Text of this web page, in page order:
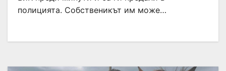
полицията. Собственикът им може…